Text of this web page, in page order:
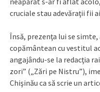
cruciale stau adevăraţii fii
Însă, prezenţa lui se
copământean cu vestitul
angajându-se la redacţia
zori” („Zări pe Nistru”),
Chişinău ca să scrie un